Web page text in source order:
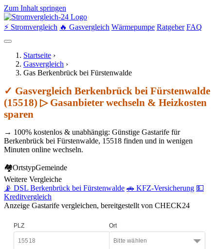
Zum Inhalt springen
⚡ Stromvergleich 🔥 Gasvergleich Wärmepumpe Ratgeber FAQ
Startseite ›
Gasvergleich ›
Gas Berkenbrück bei Fürstenwalde
✓ Gasvergleich Berkenbrück bei Fürstenwalde
(15518) ▷ Gasanbieter wechseln & Heizkosten
sparen
→ 100% kostenlos & unabhängig: Günstige Gastarife für
Berkenbrück bei Fürstenwalde, 15518 finden und in wenigen
Minuten online wechseln.
🏘OrtstypGemeinde
Weitere Vergleiche
📡 DSL Berkenbrück bei Fürstenwalde 🚗 KFZ-Versicherung 💵
Kreditvergleich
Anzeige Gastarife vergleichen, bereitgestellt von CHECK24